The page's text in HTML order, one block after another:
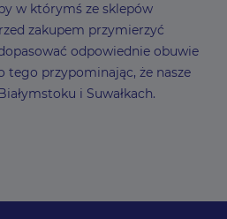
w którymś ze sklepów
zakupem przymierzyć
odpowiednie obuwie
tego przypominając, że nasze
i Suwałkach.